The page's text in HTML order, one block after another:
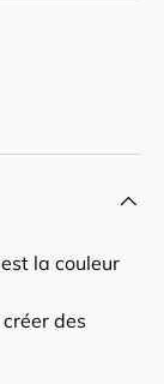
la couleur
des